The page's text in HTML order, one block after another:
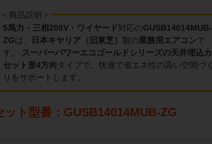
＜商品説明＞
5馬力・三相200V・ワイヤード対応のGUSB14014MUB-
ZGは、 日本キヤリア（旧東芝） 製の業務用エアコンで
す。
スーパーパワーエコゴールドシリーズの天井埋込カ
セット形4方向 タイプで、快適で省エネ性の高い空間づく
りをサポートします。
ット型番：GUSB14014MUB-ZG